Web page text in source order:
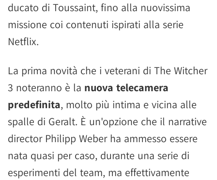
ducato di Toussaint, fino alla nuovissima
missione coi contenuti ispirati alla serie
Netflix.
La prima novità che i veterani di The Witcher
3 noteranno è la nuova telecamera
predefinita, molto più intima e vicina alle
spalle di Geralt. È un'opzione che il narrative
director Philipp Weber ha ammesso essere
nata quasi per caso, durante una serie di
esperimenti del team, ma effettivamente